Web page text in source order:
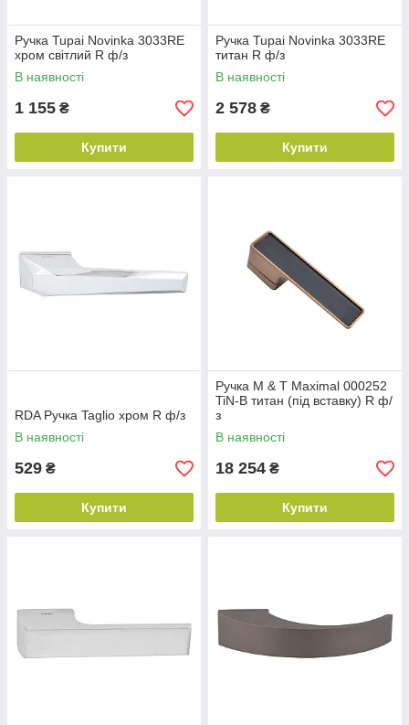
Ручка Tupai Novinka 3033RE
хром світлий R ф/з
В наявності
1 155 ₴
Купити
Ручка Tupai Novinka 3033RE
титан R ф/з
В наявності
2 578 ₴
Купити
RDA Ручка Taglio хром R ф/з
В наявності
529 ₴
Купити
Ручка M & T Maximal 000252
TiN-B титан (під вставку) R ф/
з
В наявності
18 254 ₴
Купити